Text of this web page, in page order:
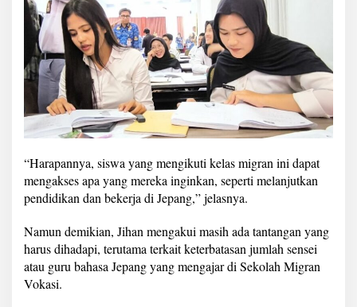
a
m
p
u
n
g
“Harapannya, siswa yang mengikuti kelas migran ini dapat
mengakses apa yang mereka inginkan, seperti melanjutkan
pendidikan dan bekerja di Jepang,” jelasnya.
Namun demikian, Jihan mengakui masih ada tantangan yang
harus dihadapi, terutama terkait keterbatasan jumlah sensei
atau guru bahasa Jepang yang mengajar di Sekolah Migran
Vokasi.